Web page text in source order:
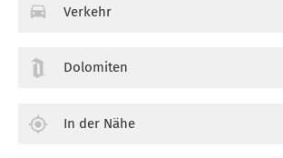
Verkehr
Dolomiten
In der Nähe